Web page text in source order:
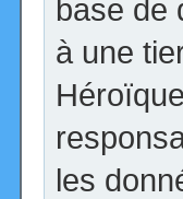
base de
à une
les